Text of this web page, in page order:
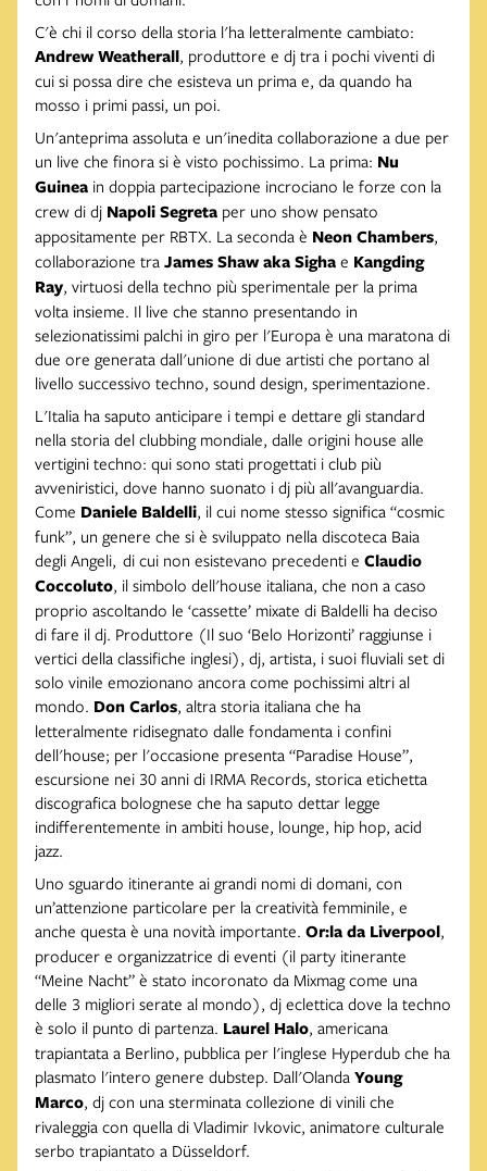
C'è chi il corso della storia l'ha letteralmente cambiato:
Andrew Weatherall, produttore e dj tra i pochi viventi di
cui si possa dire che esisteva un prima e, da quando ha
mosso i primi passi, un poi.
Un'anteprima assoluta e un'inedita collaborazione a due per
un live che finora si è visto pochissimo. La prima: Nu
Guinea in doppia partecipazione incrociano le forze con la
crew di dj Napoli Segreta per uno show pensato
appositamente per RBTX. La seconda è Neon Chambers,
collaborazione tra James Shaw aka Sigha e Kangding
Ray, virtuosi della techno più sperimentale per la prima
volta insieme. Il live che stanno presentando in
selezionatissimi palchi in giro per l'Europa è una maratona di
due ore generata dall'unione di due artisti che portano al
livello successivo techno, sound design, sperimentazione.
L'Italia ha saputo anticipare i tempi e dettare gli standard
nella storia del clubbing mondiale, dalle origini house alle
vertigini techno: qui sono stati progettati i club più
avveniristici, dove hanno suonato i dj più all'avanguardia.
Come Daniele Baldelli, il cui nome stesso significa “cosmic
funk”, un genere che si è sviluppato nella discoteca Baia
degli Angeli, di cui non esistevano precedenti e Claudio
Coccoluto, il simbolo dell'house italiana, che non a caso
proprio ascoltando le ‘cassette’ mixate di Baldelli ha deciso
di fare il dj. Produttore (Il suo ‘Belo Horizonti’ raggiunse i
vertici della classifiche inglesi), dj, artista, i suoi fluviali set di
solo vinile emozionano ancora come pochissimi altri al
mondo. Don Carlos, altra storia italiana che ha
letteralmente ridisegnato dalle fondamenta i confini
dell'house; per l'occasione presenta “Paradise House”,
escursione nei 30 anni di IRMA Records, storica etichetta
discografica bolognese che ha saputo dettar legge
indifferentemente in ambiti house, lounge, hip hop, acid
jazz.
Uno sguardo itinerante ai grandi nomi di domani, con
un’attenzione particolare per la creatività femminile, e
anche questa è una novità importante. Or:la da Liverpool,
producer e organizzatrice di eventi (il party itinerante
“Meine Nacht” è stato incoronato da Mixmag come una
delle 3 migliori serate al mondo), dj eclettica dove la techno
è solo il punto di partenza. Laurel Halo, americana
trapiantata a Berlino, pubblica per l'inglese Hyperdub che ha
plasmato l'intero genere dubstep. Dall'Olanda Young
Marco, dj con una sterminata collezione di vinili che
rivaleggia con quella di Vladimir Ivkovic, animatore culturale
serbo trapiantato a Düsseldorf.